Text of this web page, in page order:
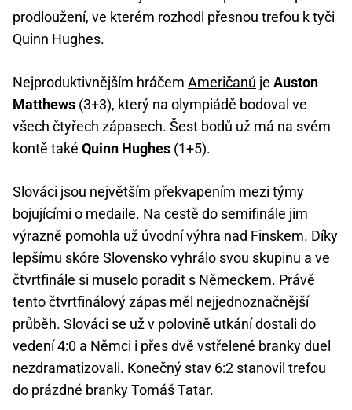
prodloužení, ve kterém rozhodl přesnou trefou k tyči
Quinn Hughes.
Nejproduktivnějším hráčem Američanů je Auston
Matthews (3+3), který na olympiádě bodoval ve
všech čtyřech zápasech. Šest bodů už má na svém
kontě také Quinn Hughes (1+5).
Slováci jsou největším překvapením mezi týmy
bojujícími o medaile. Na cestě do semifinále jim
výrazně pomohla už úvodní výhra nad Finskem. Díky
lepšímu skóre Slovensko vyhrálo svou skupinu a ve
čtvrtfinále si muselo poradit s Německem. Právě
tento čtvrtfinálový zápas měl nejjednoznačnější
průběh. Slováci se už v polovině utkání dostali do
vedení 4:0 a Němci i přes dvě vstřelené branky duel
nezdramatizovali. Konečný stav 6:2 stanovil trefou
do prázdné branky Tomáš Tatar.